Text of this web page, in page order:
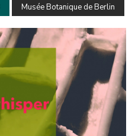
Musée Botanique de Berlin